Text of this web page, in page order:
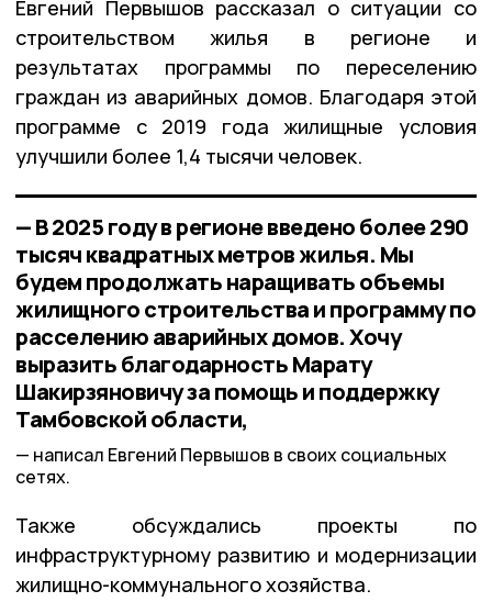
Евгений Первышов рассказал о ситуации со
строительством жилья в регионе и
результатах программы по переселению
граждан из аварийных домов. Благодаря этой
программе с 2019 года жилищные условия
улучшили более 1,4 тысячи человек.
— В 2025 году в регионе введено более 290
тысяч квадратных метров жилья. Мы
будем продолжать наращивать объемы
жилищного строительства и программу по
расселению аварийных домов. Хочу
выразить благодарность Марату
Шакирзяновичу за помощь и поддержку
Тамбовской области,
написал Евгений Первышов в своих социальных
сетях.
Также обсуждались проекты по
инфраструктурному развитию и модернизации
жилищно-коммунального хозяйства.